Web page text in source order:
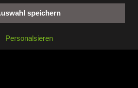
speichern
Personalsieren